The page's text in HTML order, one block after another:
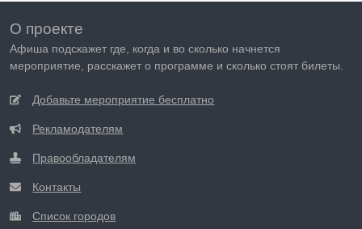
О проекте
Афиша подскажет где, когда и во сколько начнется
мероприятие, расскажет о программе и сколько стоят билеты.
Добавьте мероприятие бесплатно
Рекламодателям
Правообладателям
Контакты
Список городов